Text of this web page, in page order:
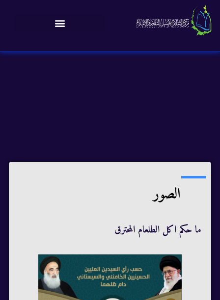
الصور
ما حكم اكل الطلعام المحترق